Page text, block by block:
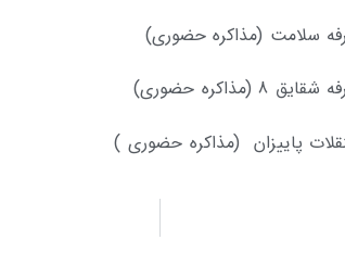
سلامت (مذاکره حضوری)
حضوری)
پاییزان (مذاکره حضوری )